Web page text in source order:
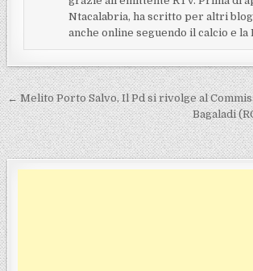
Ntacalabria, ha scritto per altri
anche online seguendo il calcio e la
Navigazione articoli
← Melito Porto Salvo, Il Pd si rivolge al
Bagaladi